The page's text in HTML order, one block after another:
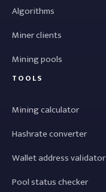
Algorithms
Miner clients
Mining pools
TOOLS
Mining calculator
Hashrate converter
Wallet address validator
Pool status checker